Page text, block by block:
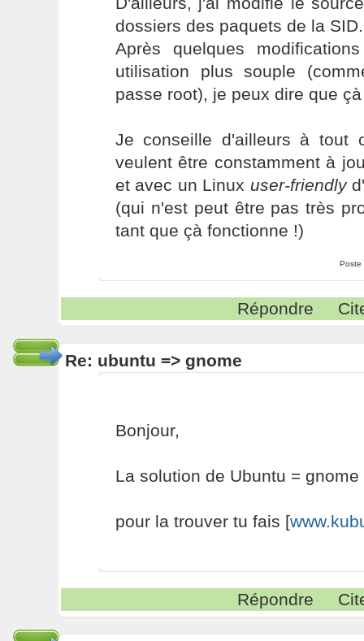
dossiers des paquets de la SID.
Après quelques
utilisation plus souple
passe root), je peux dire que
Je conseille d'ailleurs à tout
veulent être constamment à
et avec un Linux user-friendly
(qui n'est peut être pas très
tant que çà fonctionne !)
Poste
Répondre
Re: ubuntu => gnome
Bonjour,
La solution de Ubuntu =
pour la trouver tu fais [
Répondre